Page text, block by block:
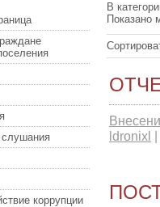
коррупции
В
Показано
ldronixl |